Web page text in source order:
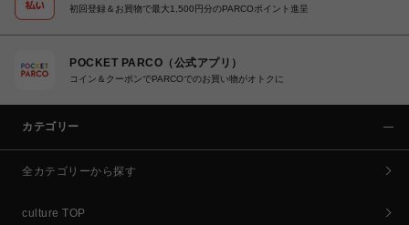
初回登録＆お買物で最大1,500円分のPARCOポイント進呈
POCKET PARCO（公式アプリ）
コイン＆クーポンでPARCOでのお買い物がオトクに
カテゴリー
全カテゴリーから探す
culture TOP